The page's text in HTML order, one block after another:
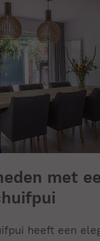
met
heeft een